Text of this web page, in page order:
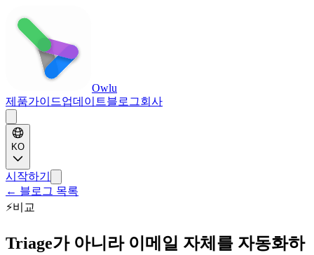
Owlu
제품가이드업데이트블로그회사
KO
시작하기
← 블로그 목록
⚡비교
Triage가 아니라 이메일 자체를 자동화하